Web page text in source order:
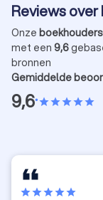
aan de
doen. Zo hoef je
over te maken.
ingehouden is
loon. Je leest hier
Reviews
Onze boekhouders
met een 9,6
bronnen
Gemiddelde
9,6•starstarstarstarstar
starstarstarstarstar